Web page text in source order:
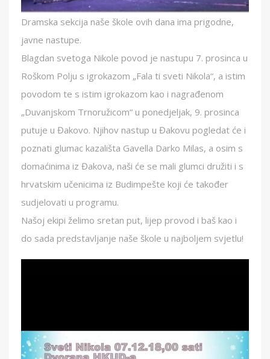
Dramska sekcija naše škole ovih dana ima prigodne,
javne nastupe.
Blagdan svetoga Nikole povod je nastupu 7. prosinca u
Roškom Polju s igrokazom „Fala ti sveti Nikola“, a istim
povodom te s istim igrokazom kao i nagrađenom
„Duvanjskom Trnoružicom“ u ponedjeljak, 9. prosinca
putuje u Đakovo. Njihov nastup u Đakovu pogledat će i
poznati glumac kazališta Gavella Darko Milas, a osim s
domaćinima iz Đakova, naši će se mali glumci družiti i s
hrvatskim učenicima iz Budimpešte koji će također
sudjelovati u programu.
Našoj ekipi želimo sretan put, lijep provod i baš kao i
do sada predstavljanje naše škole u najboljem svjetlu!